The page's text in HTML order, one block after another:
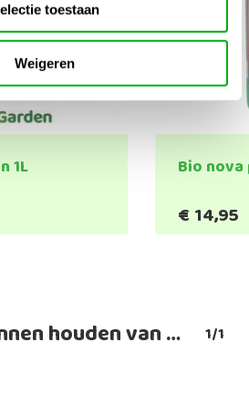
toestaan
Weigeren
1L Bio nova
€ 14,95
houden van … 1/1